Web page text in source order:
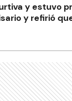
y estuvo
y refirió